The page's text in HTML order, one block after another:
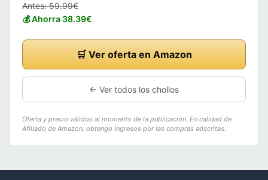
Antes: 59.99€
💰 Ahorra 38.39€
🛒 Ver oferta en Amazon
← Ver todos los chollos
Oferta y precio válidos al momento de la publicación. En calidad de
Afiliado de Amazon, obtengo ingresos por las compras adscritas.